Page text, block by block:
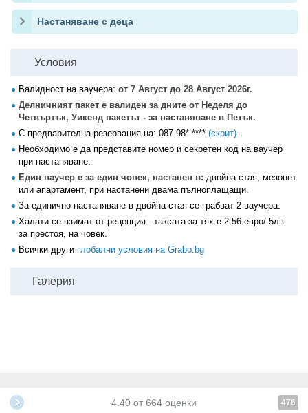
Настаняване с деца
Условия
Валидност на ваучера: от 7 Август до 28 Август 2026г.
Делничният пакет е валиден за дните от Неделя до
Четвъртък, Уикенд пакетът - за настаняване в Петък.
С предварителна резервация на: 087 98* **** (скрит).
Необходимо е да представите номер и секретен код на ваучер
при настаняване.
Един ваучер е за един човек, настанен в: двойна стая, мезонет
или апартамент, при настанени двама пълноплащащи.
За единично настаняване в двойна стая се грабват 2 ваучера.
Халати се взимат от рецепция - таксата за тях е 2.56 евро/ 5лв.
за престоя, на човек.
Всички други глобални условия на Grabo.bg
Галерия
4.40 от 664 оценки 476